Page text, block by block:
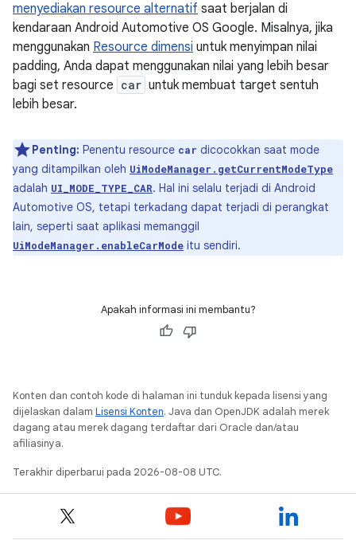
menyediakan resource alternatif saat berjalan di
kendaraan Android Automotive OS Google. Misalnya, jika
menggunakan Resource dimensi untuk menyimpan nilai
padding, Anda dapat menggunakan nilai yang lebih besar
bagi set resource car untuk membuat target sentuh
lebih besar.
Penting: Penentu resource car dicocokkan saat mode
yang ditampilkan oleh UiModeManager.getCurrentModeType
adalah UI_MODE_TYPE_CAR. Hal ini selalu terjadi di Android
Automotive OS, tetapi terkadang dapat terjadi di perangkat
lain, seperti saat aplikasi memanggil
UiModeManager.enableCarMode itu sendiri.
Apakah informasi ini membantu?
Konten dan contoh kode di halaman ini tunduk kepada lisensi yang
dijelaskan dalam Lisensi Konten. Java dan OpenJDK adalah merek
dagang atau merek dagang terdaftar dari Oracle dan/atau
afiliasinya.
Terakhir diperbarui pada 2026-08-08 UTC.